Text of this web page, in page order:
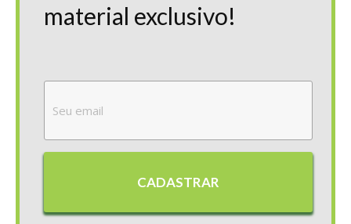
material exclusivo!
CADASTRAR